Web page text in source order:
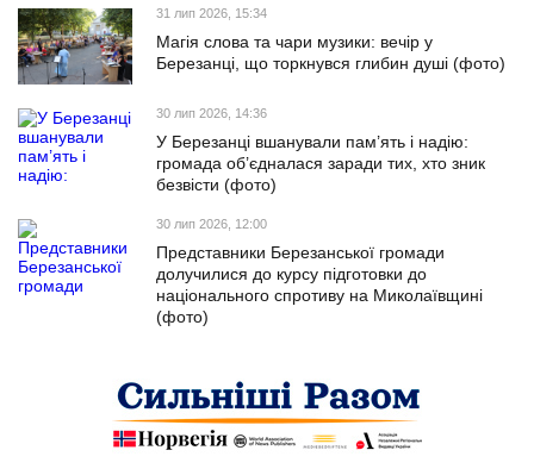
31 лип 2026, 15:34
Магія слова та чари музики: вечір у
Березанці, що торкнувся глибин душі (фото)
30 лип 2026, 14:36
У Березанці вшанували пам’ять і надію:
громада об’єдналася заради тих, хто зник
безвісти (фото)
30 лип 2026, 12:00
Представники Березанської громади
долучилися до курсу підготовки до
національного спротиву на Миколаївщині
(фото)